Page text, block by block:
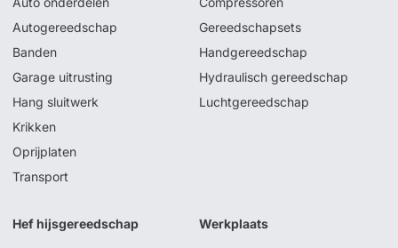
Autogereedschap
Banden
Garage uitrusting
Hang sluitwerk
Krikken
Oprijplaten
Transport
Gereedschapsets
Handgereedschap
Hydraulisch gereedschap
Luchtgereedschap
Hef hijsgereedschap Werkplaats